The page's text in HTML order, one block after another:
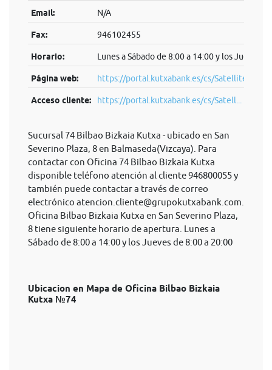
Email: N/A
Fax: 946102455
Horario: Lunes a Sábado de 8:00 a 14:00 y los Jueves
Página web: https://portal.kutxabank.es/cs/Satellite/
Acceso cliente: https://portal.kutxabank.es/cs/Satell...
Sucursal 74 Bilbao Bizkaia Kutxa - ubicado en San
Severino Plaza, 8 en Balmaseda(Vizcaya). Para
contactar con Oficina 74 Bilbao Bizkaia Kutxa
disponible teléfono atención al cliente 946800055 y
también puede contactar a través de correo
electrónico atencion.cliente@grupokutxabank.com
Oficina Bilbao Bizkaia Kutxa en San Severino Plaza,
8 tiene siguiente horario de apertura. Lunes a
Sábado de 8:00 a 14:00 y los Jueves de 8:00 a 20:00
Ubicacion en Mapa de Oficina Bilbao Bizkaia
Kutxa №74